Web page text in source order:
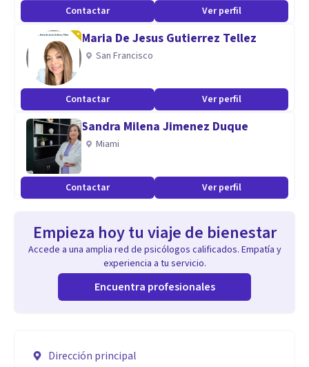
Contactar Ver perfil
Maria De Jesus Gutierrez Tellez
San Francisco
Contactar Ver perfil
Sandra Milena Jimenez Duque
Miami
Contactar Ver perfil
Empieza hoy tu viaje de bienestar
Accede a una amplia red de psicólogos calificados. Empatía y
experiencia a tu servicio.
Encuentra profesionales
Dirección principal